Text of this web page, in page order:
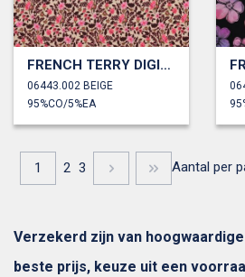
FRENCH TERRY DIGITAAL BLOEMEN
06443.002 BEIGE
95%CO/5%EA
1 2 3 Aantal per
Verzekerd zijn van
beste prijs, keuze uit een